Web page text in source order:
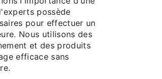
possède
pour effectuer un
Nous utilisons des
et des produits
efficace sans